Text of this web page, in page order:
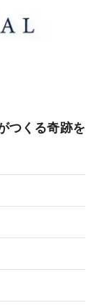
つくる奇跡を